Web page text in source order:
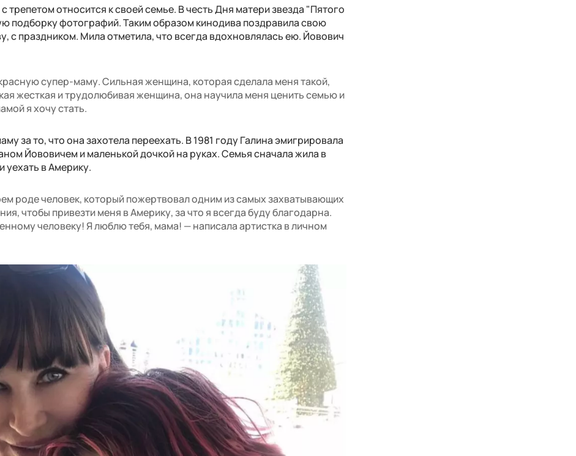
трепетом относится к своей семье. В честь Дня матери звезда "Пятого
подборку фотографий. Таким образом кинодива поздравила свою
с праздником. Мила отметила, что всегда вдохновлялась ею. Йовович
супер-маму. Сильная женщина, которая сделала меня такой,
жесткая и трудолюбивая женщина, она научила меня ценить семью и
я хочу стать.
за то, что она захотела переехать. В 1981 году Галина эмигрировала
Йововичем и маленькой дочкой на руках. Семья сначала жила в
в Америку.
роде человек, который пожертвовал одним из самых захватывающих
чтобы привезти меня в Америку, за что я всегда буду благодарна.
человеку! Я люблю тебя, мама! — написала артистка в личном